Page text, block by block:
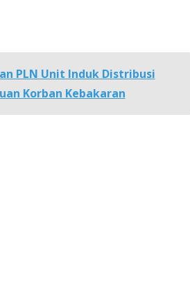
PLN Unit Induk Distribusi
Korban Kebakaran